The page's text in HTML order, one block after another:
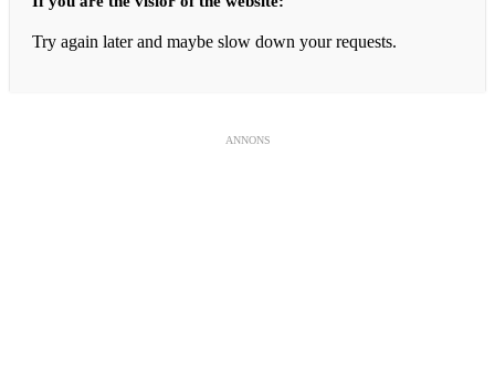
Try again later and maybe slow down your requests.
ANNONS